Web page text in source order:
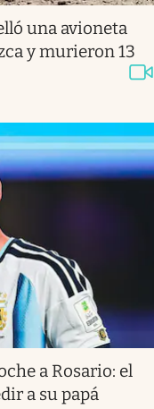
una avioneta
y murieron 13
a Rosario: el
a su papá